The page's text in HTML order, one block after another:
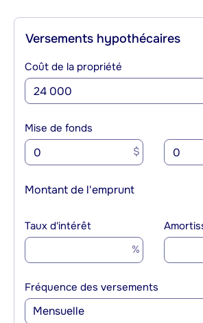
Versements hypothécaires
Coût de la propriété
Mise de fonds
$
Montant de l'emprunt
Taux d'intérêt
%
Fréquence des versements
Mensuelle